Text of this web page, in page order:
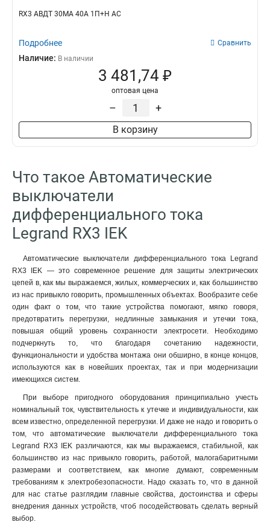
RX3 АВДТ 30МА 40А 1П+Н AC
Подробнее Сравнить
Наличие: В наличии
3 481,74 ₽
оптовая цена
– +
В корзину
Что такое Автоматические
выключатели
дифференциального тока
Legrand RX3 IEK
Автоматические выключатели дифференциального тока Legrand
RX3 IEK — это современное решение для защиты электрических
цепей в, как мы выражаемся, жилых, коммерческих и, как большинство
из нас привыкло говорить, промышленных объектах. Вообразите себе
один факт о том, что такие устройства помогают, мягко говоря,
предотвратить перегрузки, недлинные замыкания и утечки тока,
повышая общий уровень сохранности электросети. Необходимо
подчеркнуть то, что благодаря сочетанию надежности,
функциональности и удобства монтажа они обширно, в конце концов,
используются как в новейших проектах, так и при модернизации
имеющихся систем.
При выборе пригодного оборудования принципиально учесть
номинальный ток, чувствительность к утечке и индивидуальности, как
всем известно, определенной перегрузки. И даже не надо и говорить о
том, что автоматические выключатели дифференциального тока
Legrand RX3 IEK различаются, как мы выражаемся, стабильной, как
большинство из нас привыкло говорить, работой, малогабаритными
размерами и соответствием, как многие думают, современным
требованиям к электробезопасности. Надо сказать то, что в данной
для нас статье разглядим главные свойства, достоинства и сферы
внедрения данных устройств, чтоб посодействовать сделать верный
выбор.